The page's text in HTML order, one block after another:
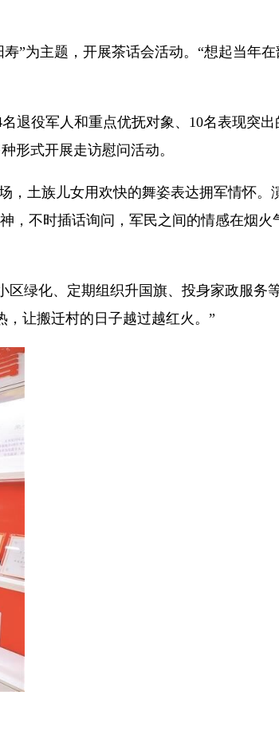
”为主题，开展茶话会活动。“想起当年在
退役军人和重点优抚对象、10名表现突出
形式开展走访慰问活动。
土族儿女用欢快的舞姿表达拥军情怀。
，不时插话询问，军民之间的情感在烟火
绿化、定期组织升国旗、投身家政服务
让搬迁村的日子越过越红火。”